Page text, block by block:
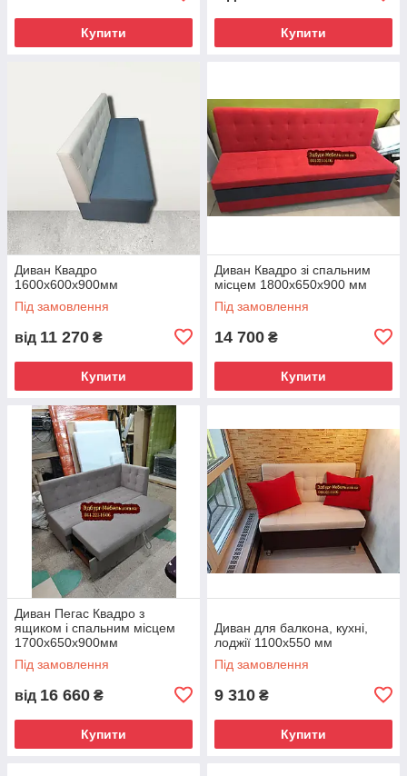
Купити Купити
Диван Квадро
1600х600х900мм
Під замовлення
від 11 270 ₴
Купити
Диван Квадро зі спальним
місцем 1800х650х900 мм
Під замовлення
14 700 ₴
Купити
Диван Пегас Квадро з
ящиком і спальним місцем
1700х650х900мм
Під замовлення
від 16 660 ₴
Купити
Диван для балкона, кухні,
лоджії 1100х550 мм
Під замовлення
9 310 ₴
Купити